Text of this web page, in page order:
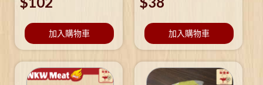
加入購物車 加入購物車